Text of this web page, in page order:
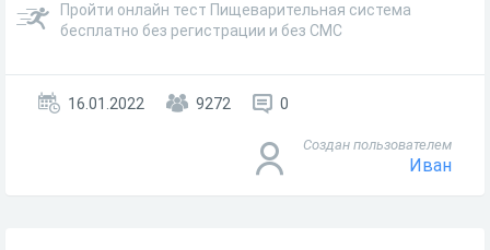
Пройти онлайн тест Пищеварительная система
бесплатно без регистрации и без СМС
16.01.2022 9272 0
Создан пользователем
Иван